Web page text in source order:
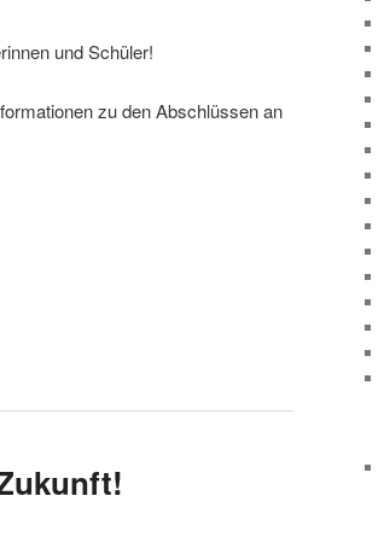
und Schüler!
zu den Abschlüssen an